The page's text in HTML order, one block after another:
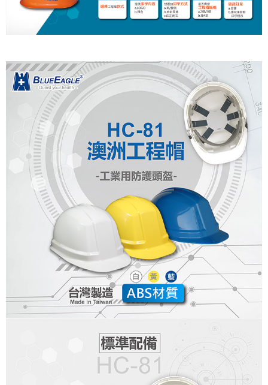
２．關於個人資料處理事宜，請瀏覽以下網址：
https://aftee.tw/terms/#terms3
３．未成年的使用者請事先徵得法定代理人或監護人之同意方可使用
４．使用「AFTEE先享後付」時，將依據個別帳號之用戶狀況，依本公司即
時審查核予不同之上限額度；若仍有額度不足之情形，本公司將視審查結果
請求用戶進行身份認證。
５．嚴禁一人註冊多個帳號或使用他人資訊註冊。若發現惡意使用之情形，
恩沛科技股份有限公司將有權停止該用戶之使用額度並採取法律行動。
🚚偏遠地區宅配<請務必選擇此配送方式，偏遠地區可參照『首頁→
會員需知→偏遠地區配送事項』
🚢離島配送
每筆NT$250